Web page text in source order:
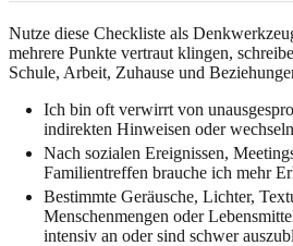
Nutze diese Checkliste als
mehrere Punkte vertraut klingen,
Schule, Arbeit, Zuhause und
Ich bin oft verwirrt von
indirekten Hinweisen oder
Nach sozialen Ereignissen,
Familientreffen brauche ich mehr
Bestimmte Geräusche, Lichter,
Menschenmengen oder
intensiv an oder sind schwer